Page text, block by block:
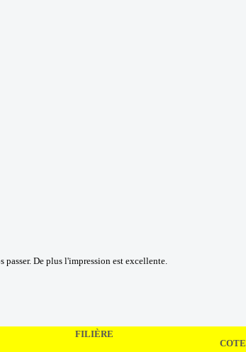
passer. De plus l'impression est excellente.
FILIÈRE
COTE